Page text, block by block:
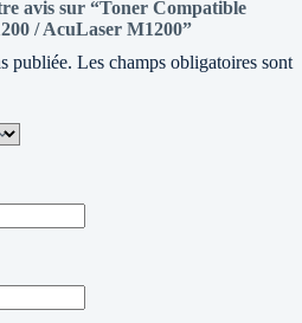
avis sur “Toner Compatible
/ AcuLaser M1200”
publiée. Les champs obligatoires sont